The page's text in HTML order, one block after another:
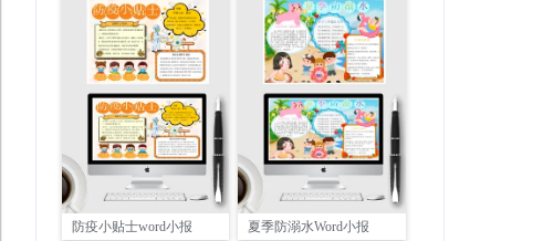
防疫小贴士word小报 夏季防溺水Word小报